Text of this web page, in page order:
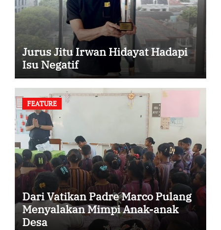
Jurus Jitu Irwan Hidayat Hadapi
Isu Negatif
FEATURE
Dari Vatikan Padre Marco Pulang
Menyalakan Mimpi Anak-anak
Desa